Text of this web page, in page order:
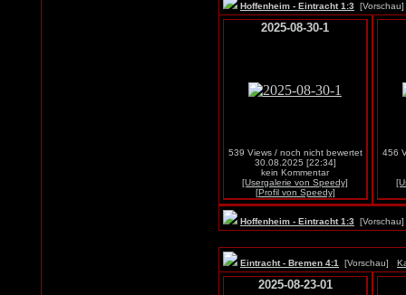
Hoffenheim - Eintracht 1:3
2025-08-30-1
539 Views / noch nicht bewertet
30.08.2025 [22:34]
kein Kommentar
[Usergalerie von Speedy]
[Profil von Speedy]
456
Hoffenheim - Eintracht 1:3
Eintracht - Bremen 4:1 [Vorschau]
2025-08-23-01